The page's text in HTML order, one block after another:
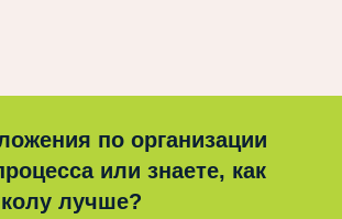
по организации
или знаете, как
лучше?